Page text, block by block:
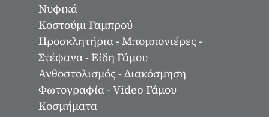
Νυφικά
Κοστούμι Γαμπρού
Προσκλητήρια - Μπομπονιέρες -
Στέφανα - Είδη Γάμου
Ανθοστολισμός - Διακόσμηση
Φωτογραφία - Video Γάμου
Κοσμήματα